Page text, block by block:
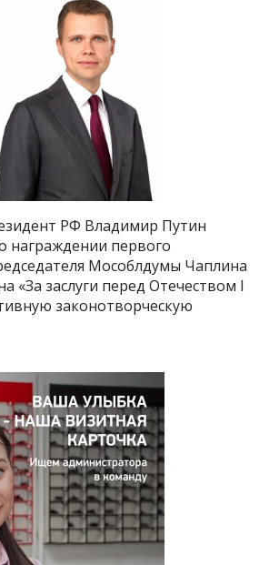
РФ Владимир Путин
награждении первого
Мособлдумы Чаплина
«За заслуги перед Отечеством I
законотворческую